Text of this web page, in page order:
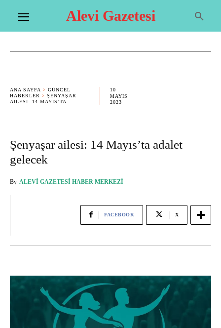
Alevi Gazetesi
ANA SAYFA
GÜNCEL
HABERLER
ŞENYAŞAR
AILESI: 14 MAYIS’TA...
10
MAYIS
2023
Şenyaşar ailesi: 14 Mayıs’ta adalet
gelecek
By ALEVI GAZETESI HABER MERKEZI
FACEBOOK X